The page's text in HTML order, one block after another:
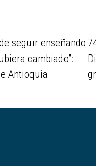
seguir enseñando
cambiado”:
Antioquia